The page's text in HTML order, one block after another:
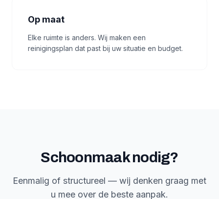
Op maat
Elke ruimte is anders. Wij maken een
reinigingsplan dat past bij uw situatie en budget.
Schoonmaak nodig?
Eenmalig of structureel — wij denken graag met
u mee over de beste aanpak.